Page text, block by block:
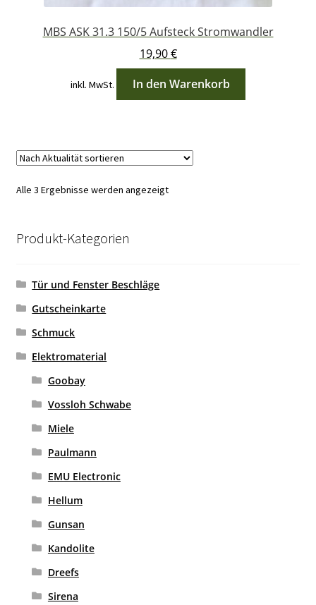
MBS ASK 31.3 150/5 Aufsteck Stromwandler
19,90€
inkl. MwSt. In den Warenkorb
Alle 3 Ergebnisse werden angezeigtNach
Produkt-Kategorien
Tür und Fenster Beschläge
Gutscheinkarte
Schmuck
Elektromaterial
Goobay
Vossloh Schwabe
Miele
Paulmann
EMU Electronic
Hellum
Gunsan
Kandolite
Dreefs
Sirena